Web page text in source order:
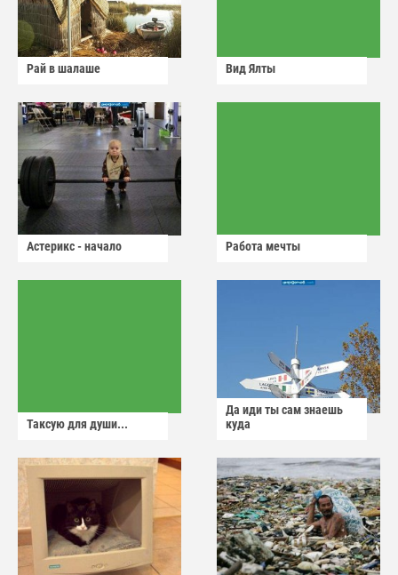
Рай в шалаше Вид Ялты
Астерикс - начало Работа мечты
Таксую для души...
Да иди ты сам знаешь
куда